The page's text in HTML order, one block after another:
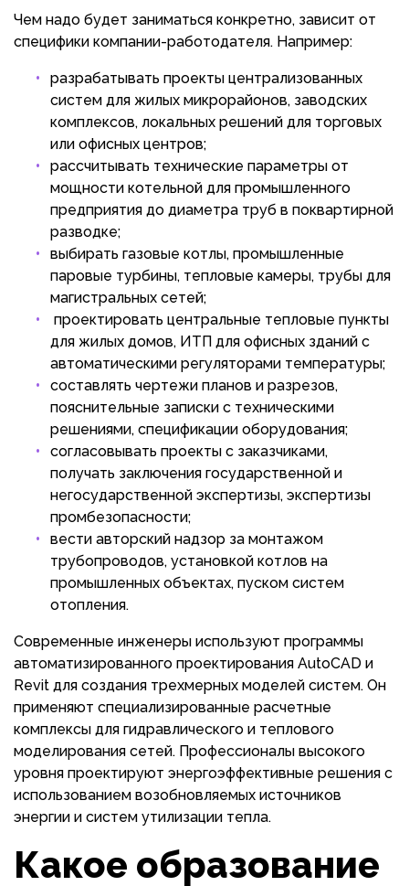
Чем надо будет заниматься конкретно, зависит от
специфики компании-работодателя. Например:
разрабатывать проекты централизованных
систем для жилых микрорайонов, заводских
комплексов, локальных решений для торговых
или офисных центров;
рассчитывать технические параметры от
мощности котельной для промышленного
предприятия до диаметра труб в поквартирной
разводке;
выбирать газовые котлы, промышленные
паровые турбины, тепловые камеры, трубы для
магистральных сетей;
проектировать центральные тепловые пункты
для жилых домов, ИТП для офисных зданий с
автоматическими регуляторами температуры;
составлять чертежи планов и разрезов,
пояснительные записки с техническими
решениями, спецификации оборудования;
согласовывать проекты с заказчиками,
получать заключения государственной и
негосударственной экспертизы, экспертизы
промбезопасности;
вести авторский надзор за монтажом
трубопроводов, установкой котлов на
промышленных объектах, пуском систем
отопления.
Современные инженеры используют программы
автоматизированного проектирования AutoCAD и
Revit для создания трехмерных моделей систем. Он
применяют специализированные расчетные
комплексы для гидравлического и теплового
моделирования сетей. Профессионалы высокого
уровня проектируют энергоэффективные решения с
использованием возобновляемых источников
энергии и систем утилизации тепла.
Какое образование